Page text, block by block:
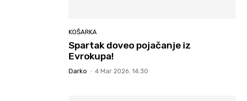
KOŠARKA
Spartak doveo pojačanje iz
Evrokupa!
Darko - 4 Mar 2026. 14:30